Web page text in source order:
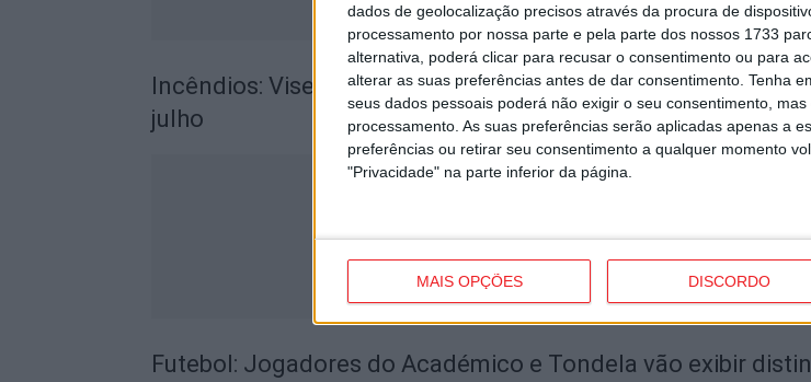
dados de geolocalização precisos através da procura de
processamento por nossa parte e pela parte dos nossos 1733
alternativa, poderá clicar para recusar o consentimento ou para
alterar as suas preferências antes de dar consentimento. Tenha
seus dados pessoais poderá não exigir o seu consentimento,
processamento. As suas preferências serão aplicadas apenas a
preferências ou retirar seu consentimento a qualquer momento
"Privacidade" na parte inferior da página.
MAIS OPÇÕES DISCORDO
Incêndios: Viseu é o segundo distrito do país com mais área
julho
Futebol: Jogadores do Académico e Tondela vão exibir